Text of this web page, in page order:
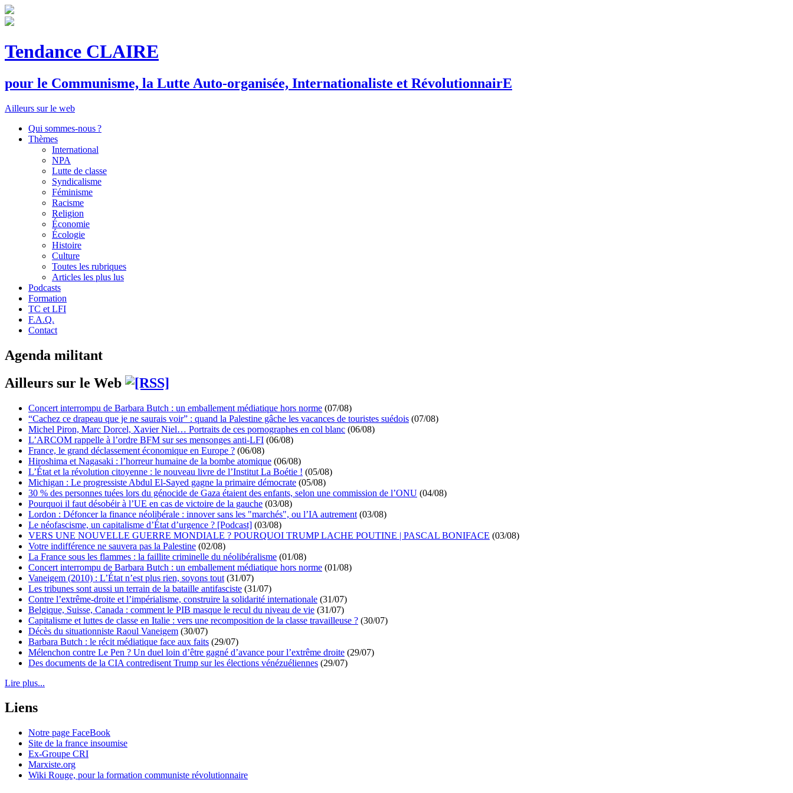
Tendance CLAIRE
pour le Communisme, la Lutte Auto-organisée, Internationaliste et RévolutionnairE
Ailleurs sur le web
Qui sommes-nous ?
Thèmes
International
NPA
Lutte de classe
Syndicalisme
Féminisme
Racisme
Religion
Économie
Écologie
Histoire
Culture
Toutes les rubriques
Articles les plus lus
Podcasts
Formation
TC et LFI
F.A.Q.
Contact
Agenda militant
Ailleurs sur le Web
Concert interrompu de Barbara Butch : un emballement médiatique hors norme (07/08)
“Cachez ce drapeau que je ne saurais voir” : quand la Palestine gâche les vacances de touristes suédois (07/08)
Michel Piron, Marc Dorcel, Xavier Niel… Portraits de ces pornographes en col blanc (06/08)
L’ARCOM rappelle à l’ordre BFM sur ses mensonges anti-LFI (06/08)
France, le grand déclassement économique en Europe ? (06/08)
Hiroshima et Nagasaki : l’horreur humaine de la bombe atomique (06/08)
L’État et la révolution citoyenne : le nouveau livre de l’Institut La Boétie ! (05/08)
Michigan : Le progressiste Abdul El-Sayed gagne la primaire démocrate (05/08)
30 % des personnes tuées lors du génocide de Gaza étaient des enfants, selon une commission de l’ONU (04/08)
Pourquoi il faut désobéir à l’UE en cas de victoire de la gauche (03/08)
Lordon : Défoncer la finance néolibérale : innover sans les "marchés", ou l’IA autrement (03/08)
Le néofascisme, un capitalisme d’État d’urgence ? [Podcast] (03/08)
VERS UNE NOUVELLE GUERRE MONDIALE ? POURQUOI TRUMP LACHE POUTINE | PASCAL BONIFACE (03/08)
Votre indifférence ne sauvera pas la Palestine (02/08)
La France sous les flammes : la faillite criminelle du néolibéralisme (01/08)
Concert interrompu de Barbara Butch : un emballement médiatique hors norme (01/08)
Vaneigem (2010) : L’État n’est plus rien, soyons tout (31/07)
Les tribunes sont aussi un terrain de la bataille antifasciste (31/07)
Contre l’extrême-droite et l’impérialisme, construire la solidarité internationale (31/07)
Belgique, Suisse, Canada : comment le PIB masque le recul du niveau de vie (31/07)
Capitalisme et luttes de classe en Italie : vers une recomposition de la classe travailleuse ? (30/07)
Décès du situationniste Raoul Vaneigem (30/07)
Barbara Butch : le récit médiatique face aux faits (29/07)
Mélenchon contre Le Pen ? Un duel loin d’être gagné d’avance pour l’extrême droite (29/07)
Des documents de la CIA contredisent Trump sur les élections vénézuéliennes (29/07)
Lire plus...
Liens
Notre page FaceBook
Site de la france insoumise
Ex-Groupe CRI
Marxiste.org
Wiki Rouge, pour la formation communiste révolutionnaire